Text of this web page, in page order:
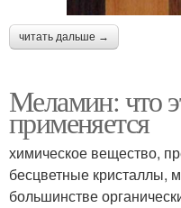
читать дальше →
Меламин: что
применяется
химическое вещество,
бесцветные кристаллы,
большинстве